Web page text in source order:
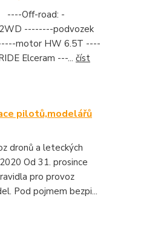
----Off-road: -
--------podvozek
motor HW 6.5T ----
Elceram ---... číst
pilotů,modelářů
dronů a leteckých
Od 31. prosince
pro provoz
Pod pojmem bezpi...